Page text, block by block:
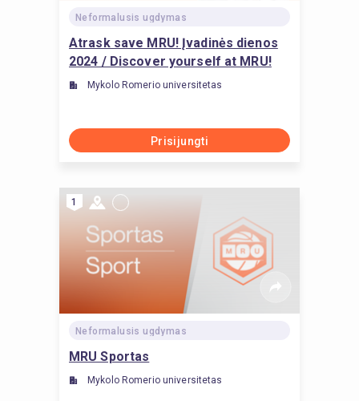
Neformalusis ugdymas
Atrask save MRU! Įvadinės dienos
2024 / Discover yourself at MRU!
Introductory days 2024
Mykolo Romerio universitetas
Prisijungti
1
Neformalusis ugdymas
MRU Sportas
Mykolo Romerio universitetas